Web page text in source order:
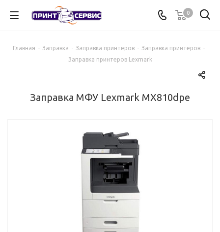
0
Главная - Заправка - Заправка принтеров - Заправка принтеров -
Заправка принтеров Lexmark
Заправка МФУ Lexmark MX810dpe